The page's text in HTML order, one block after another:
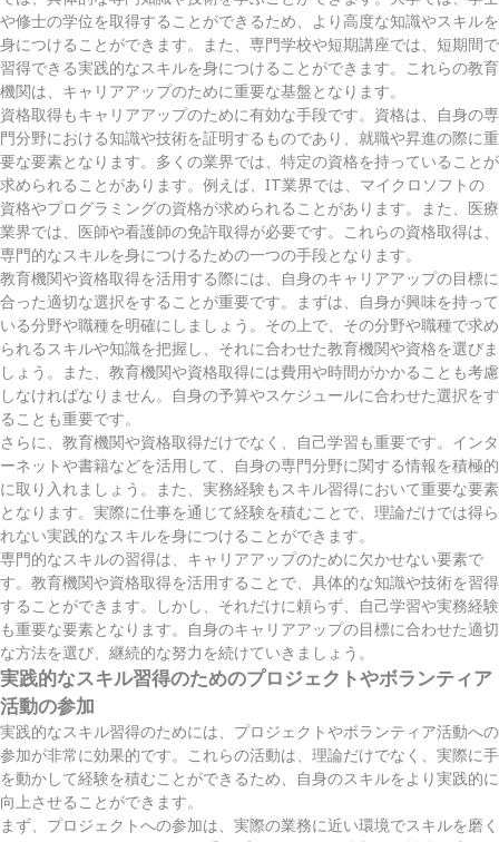
や修士の学位を取得することができるため、より高度な知識やスキルを
身につけることができます。また、専門学校や短期講座では、短期間で
習得できる実践的なスキルを身につけることができます。これらの教育
機関は、キャリアアップのために重要な基盤となります。
資格取得もキャリアアップのために有効な手段です。資格は、自身の専
門分野における知識や技術を証明するものであり、就職や昇進の際に重
要な要素となります。多くの業界では、特定の資格を持っていることが
求められることがあります。例えば、IT業界では、マイクロソフトの
資格やプログラミングの資格が求められることがあります。また、医療
業界では、医師や看護師の免許取得が必要です。これらの資格取得は、
専門的なスキルを身につけるための一つの手段となります。
教育機関や資格取得を活用する際には、自身のキャリアアップの目標に
合った適切な選択をすることが重要です。まずは、自身が興味を持って
いる分野や職種を明確にしましょう。その上で、その分野や職種で求め
られるスキルや知識を把握し、それに合わせた教育機関や資格を選びま
しょう。また、教育機関や資格取得には費用や時間がかかることも考慮
しなければなりません。自身の予算やスケジュールに合わせた選択をす
ることも重要です。
さらに、教育機関や資格取得だけでなく、自己学習も重要です。インタ
ーネットや書籍などを活用して、自身の専門分野に関する情報を積極的
に取り入れましょう。また、実務経験もスキル習得において重要な要素
となります。実際に仕事を通じて経験を積むことで、理論だけでは得ら
れない実践的なスキルを身につけることができます。
専門的なスキルの習得は、キャリアアップのために欠かせない要素で
す。教育機関や資格取得を活用することで、具体的な知識や技術を習得
することができます。しかし、それだけに頼らず、自己学習や実務経験
も重要な要素となります。自身のキャリアアップの目標に合わせた適切
な方法を選び、継続的な努力を続けていきましょう。
実践的なスキル習得のためのプロジェクトやボランティア
活動の参加
実践的なスキル習得のためには、プロジェクトやボランティア活動への
参加が非常に効果的です。これらの活動は、理論だけでなく、実際に手
を動かして経験を積むことができるため、自身のスキルをより実践的に
向上させることができます。
まず、プロジェクトへの参加は、実際の業務に近い環境でスキルを磨く